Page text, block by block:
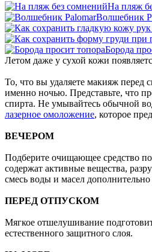
На пляж
Волшебник
Борода
Летом даже у сухой кожи
То, что вы удаляете макияж перед
именно ночью. Представьте, что
спирта. Не умывайтесь обычной
лазерное омоложение, которое
ВЕЧЕРОМ
Подберите очищающее средство
содержат активные вещества,
смесь воды и масел
ПЕРЕД ОТПУСКОМ
Мягкое отшелушивание
естественного защитного слоя.